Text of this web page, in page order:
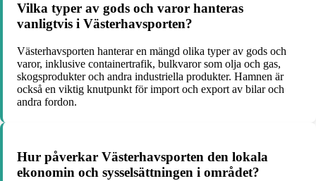
Vilka typer av gods och varor hanteras
vanligtvis i Västerhavsporten?
Västerhavsporten hanterar en mängd olika typer av gods och
varor, inklusive containertrafik, bulkvaror som olja och gas,
skogsprodukter och andra industriella produkter. Hamnen är
också en viktig knutpunkt för import och export av bilar och
andra fordon.
Hur påverkar Västerhavsporten den lokala
ekonomin och sysselsättningen i området?